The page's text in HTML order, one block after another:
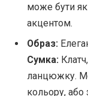
може бути
акцентом.
Образ:
Сумка:
ланцюжку.
кольору,